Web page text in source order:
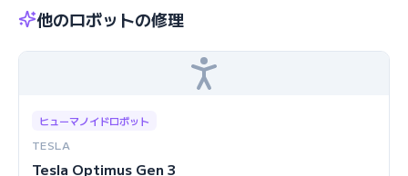
他のロボットの修理
ヒューマノイドロボット
TESLA
Tesla Optimus Gen 3